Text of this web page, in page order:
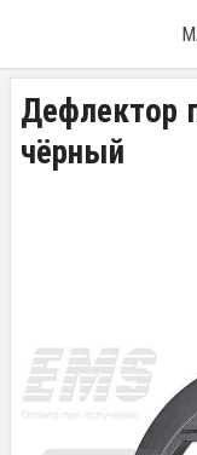
Дефлектор
чёрный